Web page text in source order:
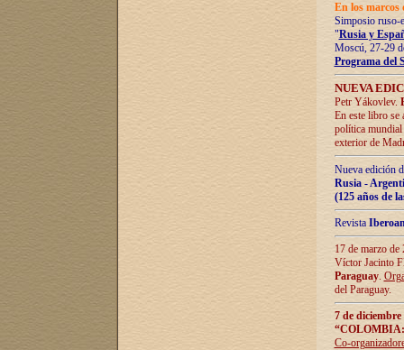
En los marcos
Simposio ruso-
"Rusia y
Moscú, 27-29
Programa del
NUEVA
Petr Yákovlev.
En este libro se
política mundial
exterior de
Nueva edición
Rusia -
(125 años de
Revista
17 de marzo
Víctor Jacinto
Paraguay.
del Paraguay.
7 de
Co-